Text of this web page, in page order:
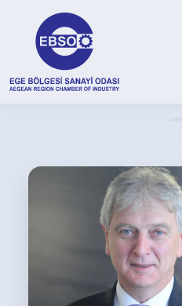
DÖNÜŞÜM
STRATEJİSİ